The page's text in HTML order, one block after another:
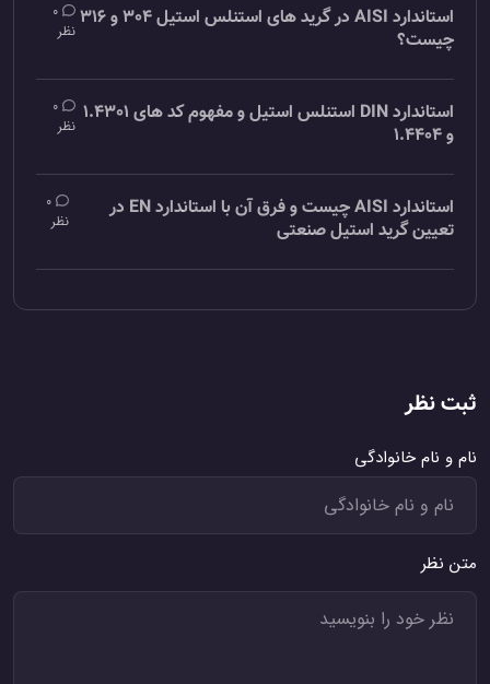
استاندارد AISI در گرید های استنلس استیل 304 و 316
چیست؟
0
نظر
استاندارد DIN استنلس استیل و مفهوم کد های 1.4301
و 1.4404
0
نظر
استاندارد AISI چیست و فرق آن با استاندارد EN در
تعیین گرید استیل صنعتی
0
نظر
ثبت نظر
نام و نام خانوادگی
متن نظر